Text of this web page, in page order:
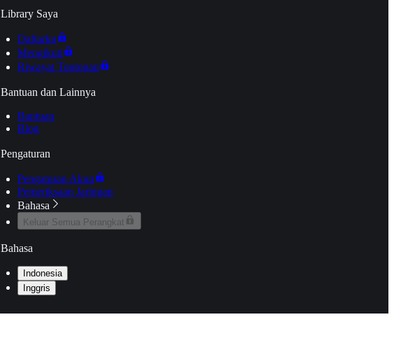
Library Saya
Daftarku
Mengikuti
Riwayat Tontonan
Bantuan dan Lainnya
Bantuan
Blog
Pengaturan
Pengaturan Akun
Pemeriksaan Jaringan
Bahasa
Keluar Semua Perangkat
Bahasa
Indonesia
Inggris